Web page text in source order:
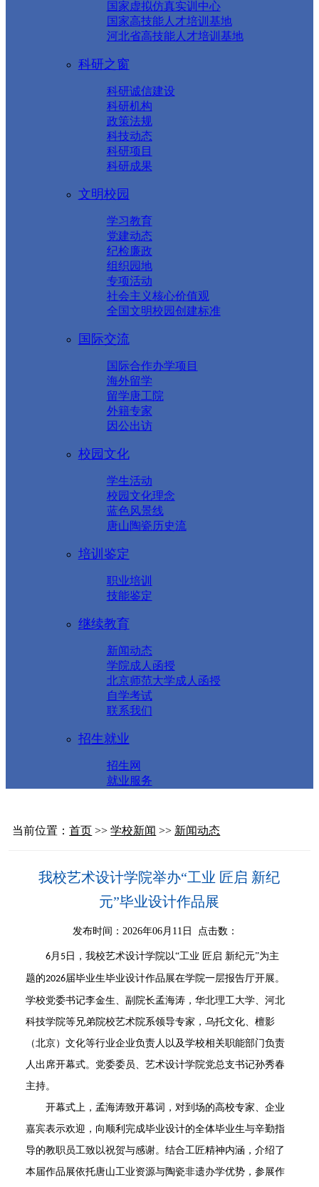
国家虚拟仿真实训中心
国家高技能人才培训基地
河北省高技能人才培训基地
科研之窗
科研诚信建设
科研机构
政策法规
科技动态
科研项目
科研成果
文明校园
学习教育
党建动态
纪检廉政
组织园地
专项活动
社会主义核心价值观
全国文明校园创建标准
国际交流
国际合作办学项目
海外留学
留学唐工院
外籍专家
因公出访
校园文化
学生活动
校园文化理念
蓝色风景线
唐山陶瓷历史流
培训鉴定
职业培训
技能鉴定
继续教育
新闻动态
学院成人函授
北京师范大学成人函授
自学考试
联系我们
招生就业
招生网
就业服务
当前位置：首页 >>学校新闻 >> 新闻动态
我校艺术设计学院举办“工业 匠启 新纪
元”毕业设计作品展
发布时间：2026年06月11日 点击数：
6月 5 日，我校艺术设计学院以“工业 匠启 新纪元”为主
题的2026届毕业生毕业设计作品展在学院一层报告厅开展。
学校党委书记李金生、副院长孟海涛，华北理工大学、河北
科技学院等兄弟院校艺术院系领导专家，乌托文化、檀影
（北京）文化等行业企业负责人以及学校相关职能部门负责
人出席开幕式。党委委员、艺术设计学院党总支书记孙秀春
主持。
开幕式上，孟海涛致开幕词，对到场的高校专家、企业
嘉宾表示欢迎，向顺利完成毕业设计的全体毕业生与辛勤指
导的教职员工致以祝贺与感谢。结合工匠精神内涵，介绍了
本届作品展依托唐山工业资源与陶瓷非遗办学优势，参展作